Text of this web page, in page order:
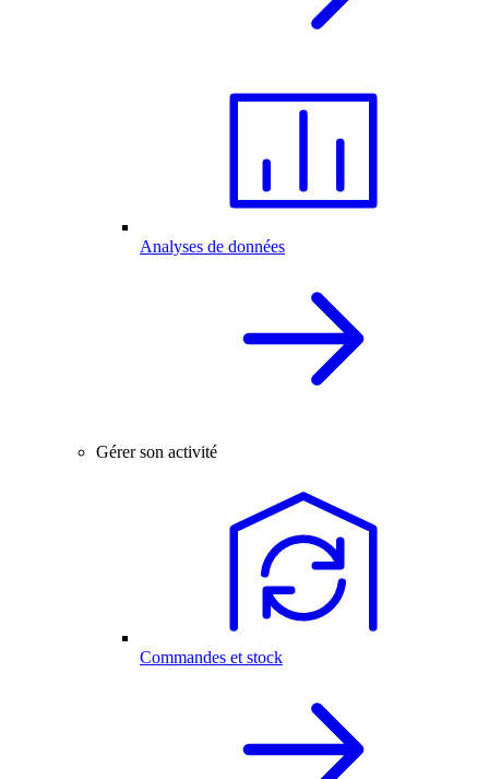
Analyses de données
Gérer son activité
Commandes et stock